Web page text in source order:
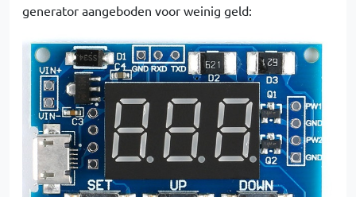
generator aangeboden voor weinig geld: